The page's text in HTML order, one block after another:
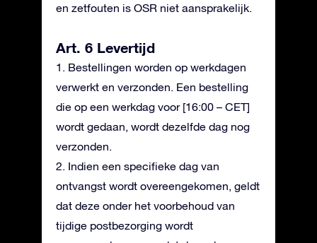
en zetfouten is OSR niet aansprakelijk.
Art. 6 Levertijd
1. Bestellingen worden op werkdagen
verwerkt en verzonden. Een bestelling
die op een werkdag voor [16:00 – CET]
wordt gedaan, wordt dezelfde dag nog
verzonden.
2. Indien een specifieke dag van
ontvangst wordt overeengekomen, geldt
dat deze onder het voorbehoud van
tijdige postbezorging wordt